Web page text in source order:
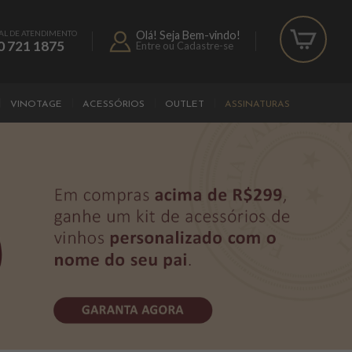
DE ATENDIMENTO
721 1875
Olá! Seja Bem-vindo!
Entre ou Cadastre-se
VINOTAGE ACESSÓRIOS OUTLET ASSINATURAS